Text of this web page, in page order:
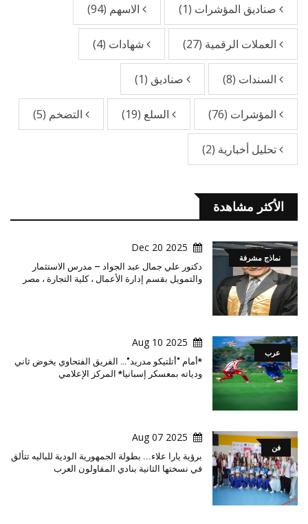
صناديق المؤشرات (1) الاسهم (94)
العملات الرقمية (27) شهادات (4)
السندات (8) صناديق (1)
المؤشرات (76) السلع (19) التضخم (5)
تحليل أخبارية (2)
الأكثر مشاهدة
نماذج مشرفة
2025 Dec 20
دكتور علي جمال عبد الجواد – مدرس الاستثمار
والتمويل بقسم إدارة الأعمال ، كلية التجارة ، مصر
عرب
2025 Aug 10
*أمام "أتلتيكو مدريد"… الفريق الفتحاوي يخوض ثاني
ودياته بمعسكر إسبانيا* المركز الإعلامي
فن
2025 Aug 07
برؤية يارا علاء... بطولة الجمهورية الودية للباليه تتألق
في نسختها الثانية بنادي المقاولون العرب